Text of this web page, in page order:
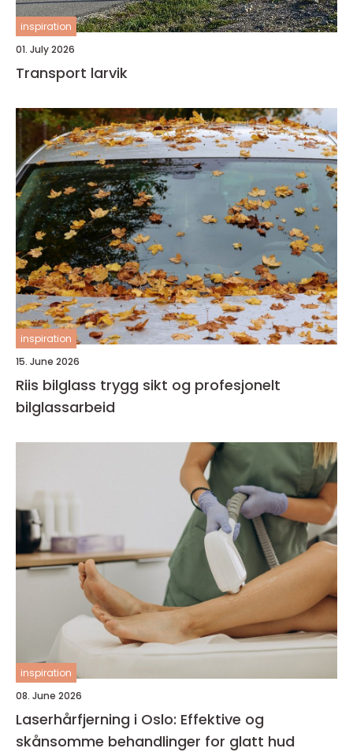
inspiration
01. July 2026
Transport larvik
inspiration
15. June 2026
Riis bilglass trygg sikt og profesjonelt
bilglassarbeid
inspiration
08. June 2026
Laserhårfjerning i Oslo: Effektive og
skånsomme behandlinger for glatt hud